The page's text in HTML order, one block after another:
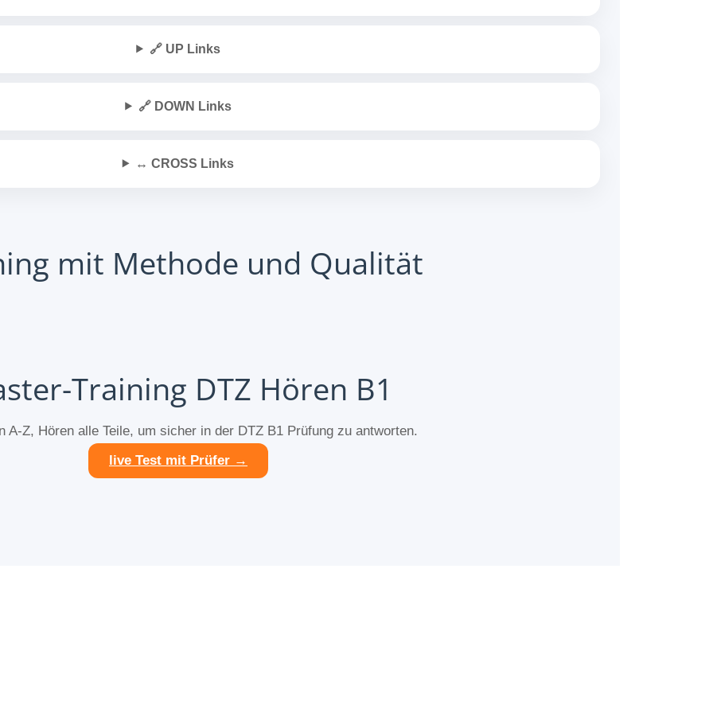
🔗 UP Links
🔗 DOWN Links
↔️ CROSS Links
mit Methode und Qualität
Training DTZ Hören B1
Z, Hören alle Teile, um sicher in der DTZ B1 Prüfung zu antworten.
live Test mit Prüfer →